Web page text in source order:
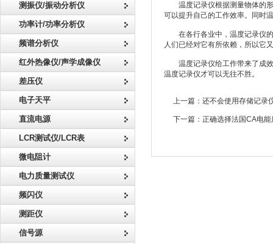
测振仪/振动分析仪
功率计/功率分析仪
频谱分析仪
红外热像仪/声学成像仪
差压仪
电子天平
直流电源
LCR测试仪/LCR表
微电阻计
电力质量测试仪
频闪仪
测距仪
信号源
温度记录仪根据测量物体的形
可以提升自己的工作效率。同时
在各行各业中，温度记录仪的
人们已经对它有所依赖，所以它
温度记录仪给工作带来了成效
温度记录仪才可以无往不胜。
上一篇： 还不会使用存储记录
下一篇： 正确选择法国CA电